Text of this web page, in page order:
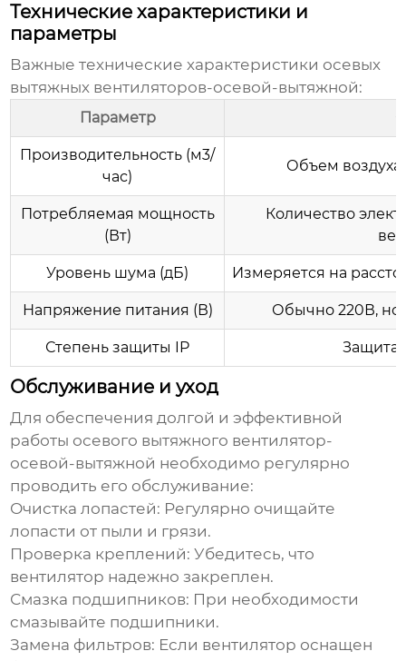
Технические характеристики и
параметры
Важные технические характеристики осевых
вытяжных вентиляторов-осевой-вытяжной:
Параметр
Производительность (м3/
час)
Объем
Потребляемая мощность
(Вт)
Количество
Уровень шума (дБ) Измеряется на
Напряжение питания (В) Обычно 220В, но
Степень защиты IP Защита
Обслуживание и уход
Для обеспечения долгой и эффективной
работы осевого вытяжного вентилятор-
осевой-вытяжной необходимо регулярно
проводить его обслуживание:
Очистка лопастей: Регулярно очищайте
лопасти от пыли и грязи.
Проверка креплений: Убедитесь, что
вентилятор надежно закреплен.
Смазка подшипников: При необходимости
смазывайте подшипники.
Замена фильтров: Если вентилятор оснащен